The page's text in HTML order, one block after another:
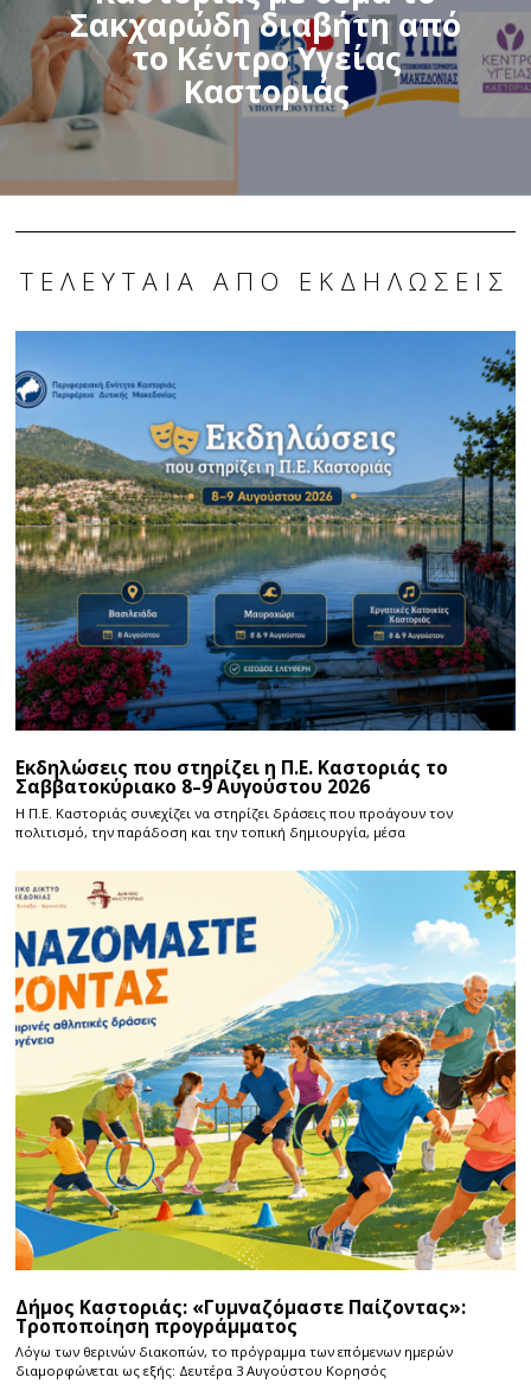
Σακχαρώδη διαβήτη από
το Κέντρο Υγείας
Καστοριάς
ΤΕΛΕΥΤΑΊΑ ΑΠΌ ΕΚΔΗΛΏΣΕΙΣ
Εκδηλώσεις που στηρίζει η Π.Ε. Καστοριάς το
Σαββατοκύριακο 8–9 Αυγούστου 2026
Η Π.E. Καστοριάς συνεχίζει να στηρίζει δράσεις που προάγουν τον
πολιτισμό, την παράδοση και την τοπική δημιουργία, μέσα
Δήμος Καστοριάς: «Γυμναζόμαστε Παίζοντας»:
Τροποποίηση προγράμματος
Λόγω των θερινών διακοπών, το πρόγραμμα των επόμενων ημερών
διαμορφώνεται ως εξής: Δευτέρα 3 Αυγούστου Κορησός